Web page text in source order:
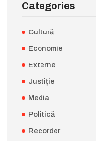
Categories
Cultură
Economie
Externe
Justiție
Media
Politică
Recorder